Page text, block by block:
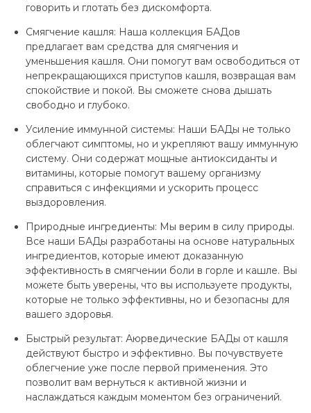
говорить и глотать без дискомфорта.
Смягчение кашля: Наша коллекция БАДов
предлагает вам средства для смягчения и
уменьшения кашля. Они помогут вам освободиться от
непрекращающихся приступов кашля, возвращая вам
спокойствие и покой. Вы сможете снова дышать
свободно и глубоко.
Усиление иммунной системы: Наши БАДы не только
облегчают симптомы, но и укрепляют вашу иммунную
систему. Они содержат мощные антиоксиданты и
витамины, которые помогут вашему организму
справиться с инфекциями и ускорить процесс
выздоровления.
Природные ингредиенты: Мы верим в силу природы.
Все наши БАДы разработаны на основе натуральных
ингредиентов, которые имеют доказанную
эффективность в смягчении боли в горле и кашле. Вы
можете быть уверены, что вы используете продукты,
которые не только эффективны, но и безопасны для
вашего здоровья.
Быстрый результат: Аюрведические БАДы от кашля
действуют быстро и эффективно. Вы почувствуете
облегчение уже после первой применения. Это
позволит вам вернуться к активной жизни и
наслаждаться каждым моментом без ограничений.